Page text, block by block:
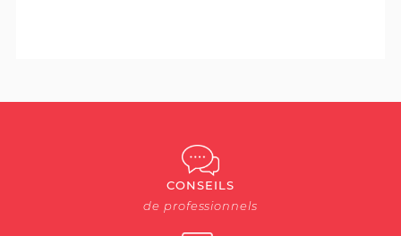
CONSEILS
de professionnels